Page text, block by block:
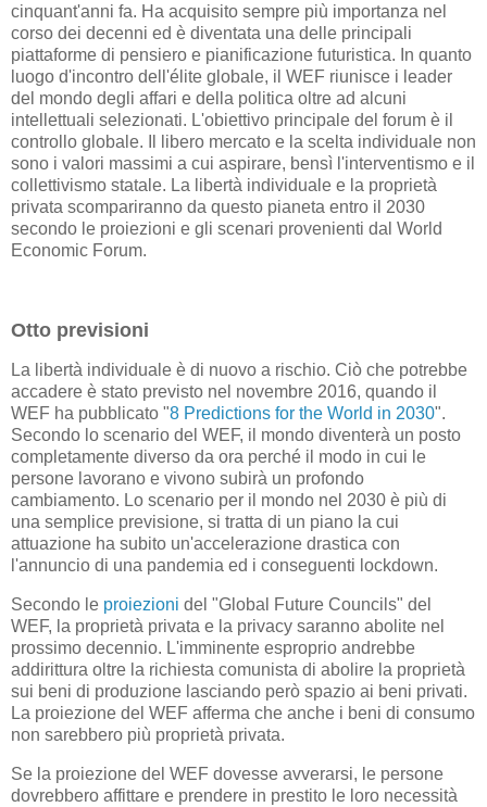
cinquant'anni fa. Ha acquisito sempre più importanza nel
corso dei decenni ed è diventata una delle principali
piattaforme di pensiero e pianificazione futuristica. In quanto
luogo d'incontro dell'élite globale, il WEF riunisce i leader
del mondo degli affari e della politica oltre ad alcuni
intellettuali selezionati. L'obiettivo principale del forum è il
controllo globale. Il libero mercato e la scelta individuale non
sono i valori massimi a cui aspirare, bensì l'interventismo e il
collettivismo statale. La libertà individuale e la proprietà
privata scompariranno da questo pianeta entro il 2030
secondo le proiezioni e gli scenari provenienti dal World
Economic Forum.
Otto previsioni
La libertà individuale è di nuovo a rischio. Ciò che potrebbe
accadere è stato previsto nel novembre 2016, quando il
WEF ha pubblicato "8 Predictions for the World in 2030".
Secondo lo scenario del WEF, il mondo diventerà un posto
completamente diverso da ora perché il modo in cui le
persone lavorano e vivono subirà un profondo
cambiamento. Lo scenario per il mondo nel 2030 è più di
una semplice previsione, si tratta di un piano la cui
attuazione ha subito un'accelerazione drastica con
l'annuncio di una pandemia ed i conseguenti lockdown.
Secondo le proiezioni del "Global Future Councils" del
WEF, la proprietà privata e la privacy saranno abolite nel
prossimo decennio. L'imminente esproprio andrebbe
addirittura oltre la richiesta comunista di abolire la proprietà
sui beni di produzione lasciando però spazio ai beni privati.
La proiezione del WEF afferma che anche i beni di consumo
non sarebbero più proprietà privata.
Se la proiezione del WEF dovesse avverarsi, le persone
dovrebbero affittare e prendere in prestito le loro necessità